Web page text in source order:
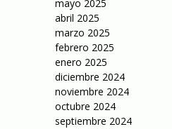
mayo 2025
abril 2025
marzo 2025
febrero 2025
enero 2025
diciembre 2024
noviembre 2024
octubre 2024
septiembre 2024